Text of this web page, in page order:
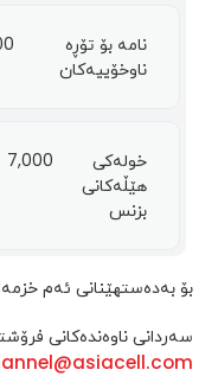
نامە بۆ تۆڕە
ناوخۆییەکان
خولەکی
هێڵەکانی
بزنس
7,000
بۆ بەدەستهێنانی ئەم
سەردانی ناوەندەکانی